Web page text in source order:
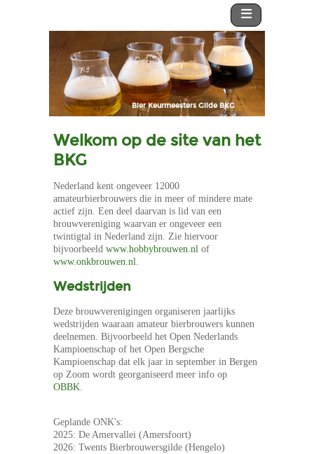
Bier Keurmeesters Gilde BKG
Welkom op de site van het
BKG
Nederland kent ongeveer 12000
amateurbierbrouwers die in meer of mindere mate
actief zijn. Een deel daarvan is lid van een
brouwvereniging waarvan er ongeveer een
twintigtal in Nederland zijn. Zie hiervoor
bijvoorbeeld www.hobbybrouwen.nl of
www.onkbrouwen.nl.
Wedstrijden
Deze brouwverenigingen organiseren jaarlijks
wedstrijden waaraan amateur bierbrouwers kunnen
deelnemen. Bijvoorbeeld het Open Nederlands
Kampioenschap of het Open Bergsche
Kampioenschap dat elk jaar in september in Bergen
op Zoom wordt georganiseerd meer info op
OBBK.
Geplande ONK's:
2025: De Amervallei (Amersfoort)
2026: Twents Bierbrouwersgilde (Hengelo)
De keurmeesters
Kwalificaties
Keuren
Afwijkingen
Voorwaarden
Downloads
Contact